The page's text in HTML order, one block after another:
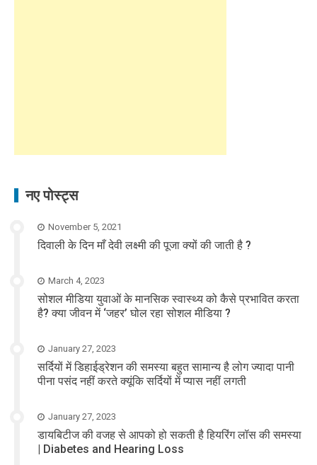
नए पोस्ट्स
November 5, 2021
दिवाली के दिन माँ देवी लक्ष्मी की पूजा क्यों की जाती है ?
March 4, 2023
सोशल मीडिया युवाओं के मानसिक स्वास्थ्य को कैसे प्रभावित करता
है? क्या जीवन में ‘जहर’ घोल रहा सोशल मीडिया ?
January 27, 2023
सर्दियों में डिहाईड्रेशन की समस्या बहुत सामान्य है लोग ज्यादा पानी
पीना पसंद नहीं करते क्यूंकि सर्दियों में प्यास नहीं लगती
January 27, 2023
डायबिटीज की वजह से आपको हो सकती है हियरिंग लॉस की समस्या
| Diabetes and Hearing Loss